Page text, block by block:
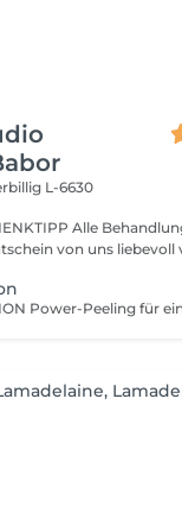
L-6630
Alle
von uns liebevoll